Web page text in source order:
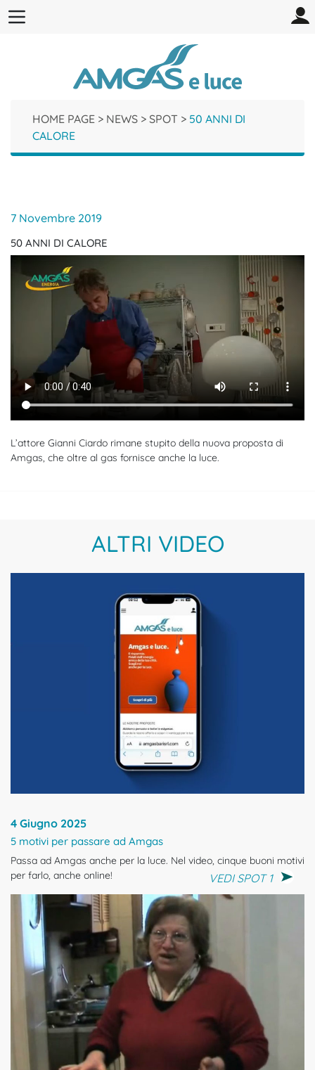
HOME PAGE > NEWS > SPOT > 50 ANNI DI
CALORE
7 Novembre 2019
50 ANNI DI CALORE
L’attore Gianni Ciardo rimane stupito della nuova proposta di
Amgas, che oltre al gas fornisce anche la luce.
ALTRI VIDEO
4 Giugno 2025
5 motivi per passare ad Amgas
Passa ad Amgas anche per la luce. Nel video, cinque buoni motivi
per farlo, anche online!
VEDI SPOT 1